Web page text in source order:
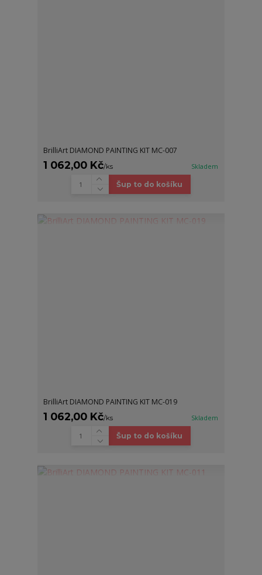
BrilliArt DIAMOND PAINTING KIT MC-007
1 062,00 Kč/ks Skladem
Šup to do košíku
BrilliArt DIAMOND PAINTING KIT MC-019
1 062,00 Kč/ks Skladem
Šup to do košíku